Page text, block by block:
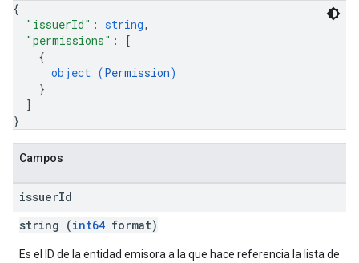
{
"issuerId" : string,
"permissions" :
[
{
object (Permission)
}
]
}
Campos
issuerId
string (int64 format)
Es el ID de la entidad emisora a la que hace referencia la lista de